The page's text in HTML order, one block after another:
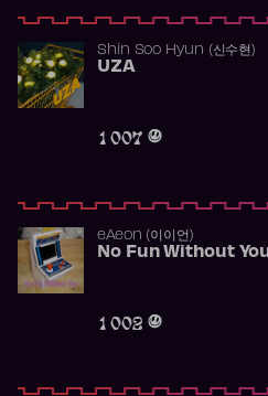
Shin Soo Hyun (신수현)
UZA
1 007
​eAeon (이이언)
No Fun Without You
1 002